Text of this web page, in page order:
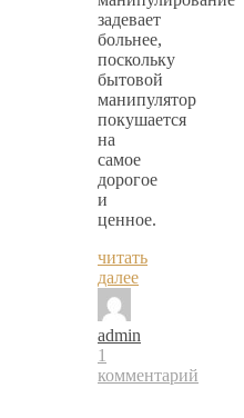
задевает
больнее,
поскольку
бытовой
манипулятор
покушается
на
самое
дорогое
и
ценное.
читать
далее
admin
1
комментарий